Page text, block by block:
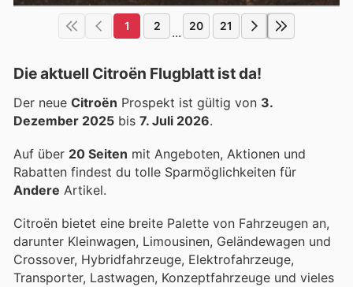
1 2 ... 20 21
Die aktuell Citroën Flugblatt ist da!
Der neue Citroën Prospekt ist gültig von 3.
Dezember 2025 bis 7. Juli 2026.
Auf über 20 Seiten mit Angeboten, Aktionen und
Rabatten findest du tolle Sparmöglichkeiten für
Andere Artikel.
Citroën bietet eine breite Palette von Fahrzeugen an,
darunter Kleinwagen, Limousinen, Geländewagen und
Crossover, Hybridfahrzeuge, Elektrofahrzeuge,
Transporter, Lastwagen, Konzeptfahrzeuge und vieles